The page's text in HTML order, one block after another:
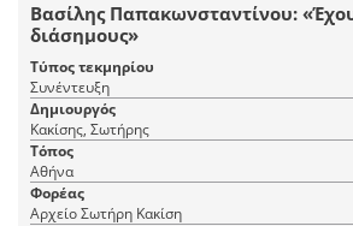
Βασίλης Παπακωνσταντίνου:
διάσημους»
Τύπος τεκμηρίου
Συνέντευξη
Δημιουργός
Κακίσης, Σωτήρης
Τόπος
Αθήνα
Φορέας
Αρχείο Σωτήρη Κακίση